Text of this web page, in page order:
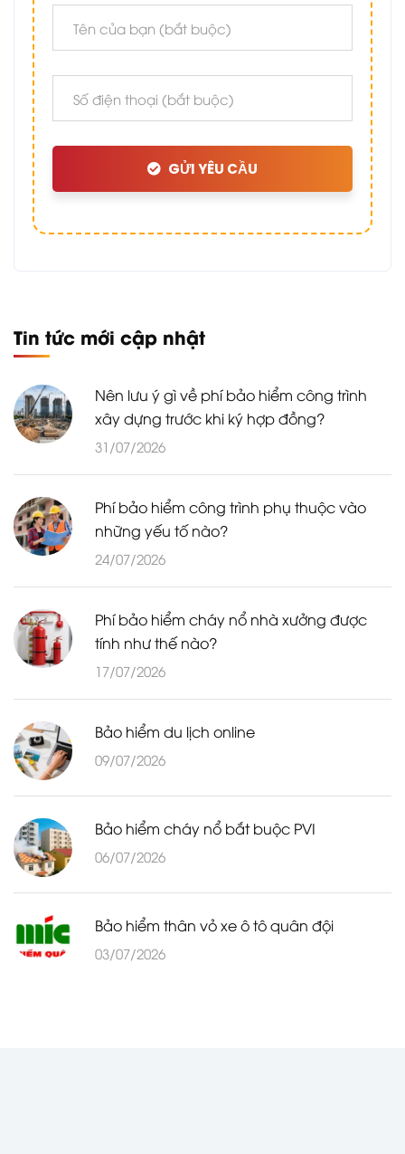
GỬI YÊU CẦU
Tin tức mới cập nhật
Nên lưu ý gì về phí bảo hiểm công trình
xây dựng trước khi ký hợp đồng?
31/07/2026
Phí bảo hiểm công trình phụ thuộc vào
những yếu tố nào?
24/07/2026
Phí bảo hiểm cháy nổ nhà xưởng được
tính như thế nào?
17/07/2026
Bảo hiểm du lịch online
09/07/2026
Bảo hiểm cháy nổ bắt buộc PVI
06/07/2026
Bảo hiểm thân vỏ xe ô tô quân đội
03/07/2026